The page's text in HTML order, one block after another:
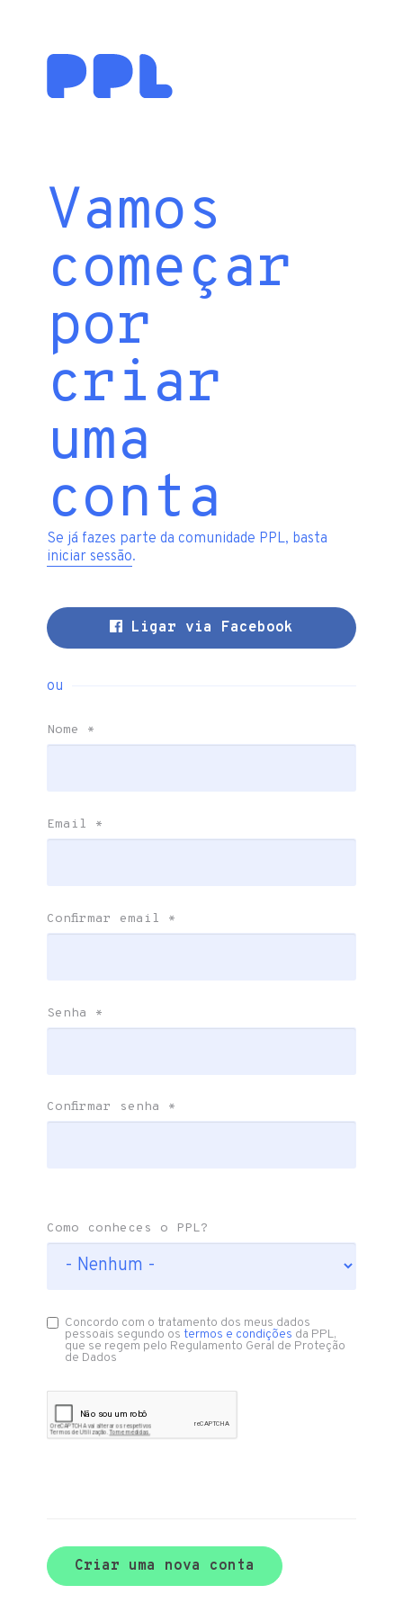
Vamos
começar
por
criar
uma
conta
Se já fazes parte da comunidade PPL, basta
iniciar sessão.
Ligar via Facebook
ou
Nome *
Email *
Confirmar email *
Senha *
Confirmar senha *
Como conheces o PPL?
Concordo com o tratamento dos meus dados
pessoais segundo ostermos e condições da PPL,
que se regem pelo Regulamento Geral de Proteção
de Dados
Criar uma nova conta